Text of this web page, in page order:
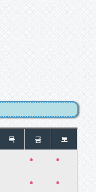
목 금 토
• •
• •